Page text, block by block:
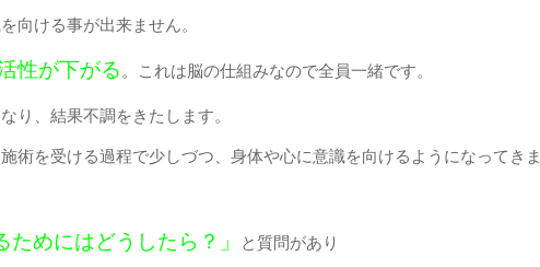
向ける事が出来ません。
性が下がる 。これは脳の仕組みなので全員一緒です。
り、結果不調をきたします。
術を受ける過程で少しづつ、身体や心に意識を向けるようになってきま
ためにはどうしたら？」 と質問があり